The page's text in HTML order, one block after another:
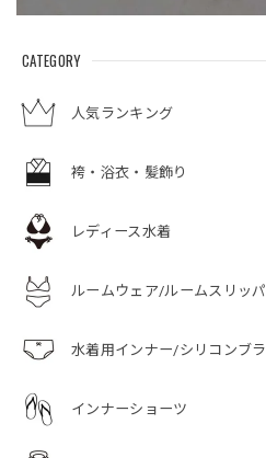
CATEGORY
人気ランキング
袴・浴衣・髪飾り
レディース水着
ルームウェア/ルームスリッパ
水着用インナー/シリコンブラ
インナーショーツ